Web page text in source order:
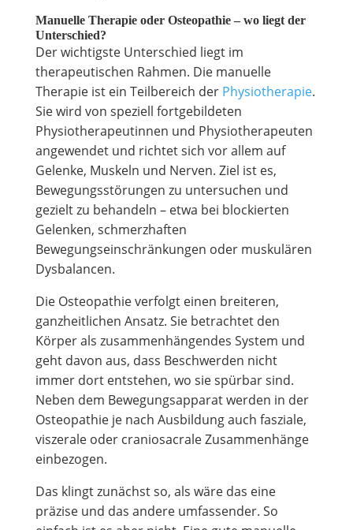
Manuelle Therapie oder Osteopathie – wo liegt der
Unterschied?
Der wichtigste Unterschied liegt im
therapeutischen Rahmen. Die manuelle
Therapie ist ein Teilbereich der Physiotherapie.
Sie wird von speziell fortgebildeten
Physiotherapeutinnen und Physiotherapeuten
angewendet und richtet sich vor allem auf
Gelenke, Muskeln und Nerven. Ziel ist es,
Bewegungsstörungen zu untersuchen und
gezielt zu behandeln – etwa bei blockierten
Gelenken, schmerzhaften
Bewegungseinschränkungen oder muskulären
Dysbalancen.
Die Osteopathie verfolgt einen breiteren,
ganzheitlichen Ansatz. Sie betrachtet den
Körper als zusammenhängendes System und
geht davon aus, dass Beschwerden nicht
immer dort entstehen, wo sie spürbar sind.
Neben dem Bewegungsapparat werden in der
Osteopathie je nach Ausbildung auch fasziale,
viszerale oder craniosacrale Zusammenhänge
einbezogen.
Das klingt zunächst so, als wäre das eine
präzise und das andere umfassender. So